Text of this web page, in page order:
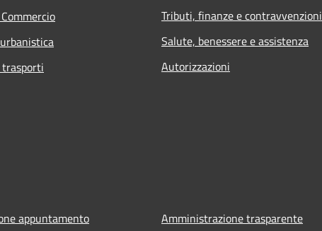
Tributi, finanze e contravvenzioni
Salute, benessere e assistenza
Autorizzazioni
appuntamento Amministrazione trasparente